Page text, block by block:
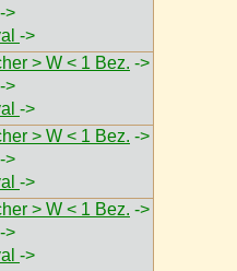
->
->
> W < 1 Bez. ->
->
->
> W < 1 Bez. ->
->
->
> W < 1 Bez. ->
->
->